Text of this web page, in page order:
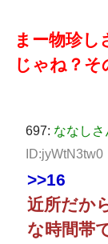
まー物珍
じゃね？そ
697: ななしさ
ID:jyWtN3tw0
>>16
近所だか
な時間帯